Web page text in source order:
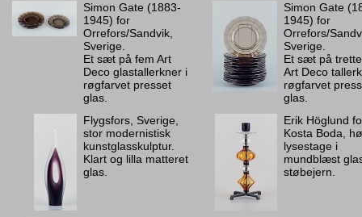
Simon Gate (1883-
1945) for
Orrefors/Sandvik,
Sverige.
Et sæt på fem Art
Deco glastallerkner i
røgfarvet presset
glas.
Simon Gate
1945) for
Orrefors/
Sverige.
Et sæt på
Art Deco
røgfarvet
glas.
Flygsfors, Sverige,
stor modernistisk
kunstglasskulptur.
Klart og lilla matteret
glas.
Erik Höglund
Kosta Boda,
lysestage i
mundblæst
støbejern.